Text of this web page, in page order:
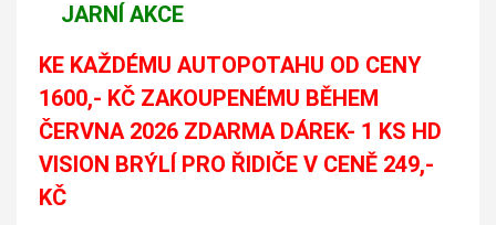
JARNÍ AKCE
KE KAŽDÉMU AUTOPOTAHU OD CENY
1600,- KČ ZAKOUPENÉMU BĚHEM
ČERVNA 2026 ZDARMA DÁREK- 1 KS HD
VISION BRÝLÍ PRO ŘIDIČE V CENĚ 249,-
KČ